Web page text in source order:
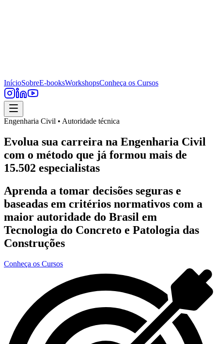
InícioSobreE-booksWorkshopsConheça os Cursos
Engenharia Civil • Autoridade técnica
Evolua sua carreira na Engenharia Civil
com o método que já formou mais de
15.502 especialistas
Aprenda a tomar decisões seguras e
baseadas em critérios normativos com a
maior autoridade do Brasil em
Tecnologia do Concreto e Patologia das
Construções
Conheça os Cursos